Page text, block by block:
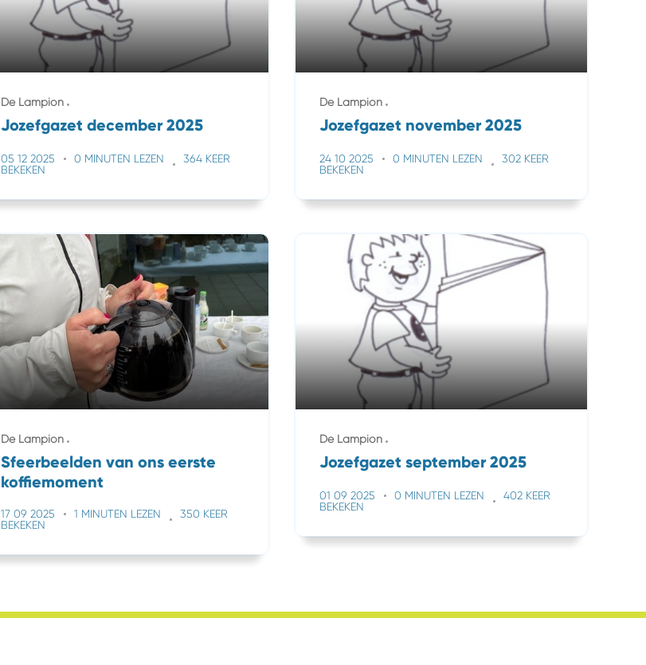
De Lampion
Jozefgazet december 2025
05 12 2025 0 MINUTEN LEZEN
364 KEER
BEKEKEN
De Lampion
Jozefgazet november 2025
24 10 2025 0 MINUTEN LEZEN
302 KEER
BEKEKEN
De Lampion
Sfeerbeelden van ons eerste
koffiemoment
17 09 2025 1 MINUTEN LEZEN
350 KEER
BEKEKEN
De Lampion
Jozefgazet september 2025
01 09 2025 0 MINUTEN LEZEN
402 KEER
BEKEKEN